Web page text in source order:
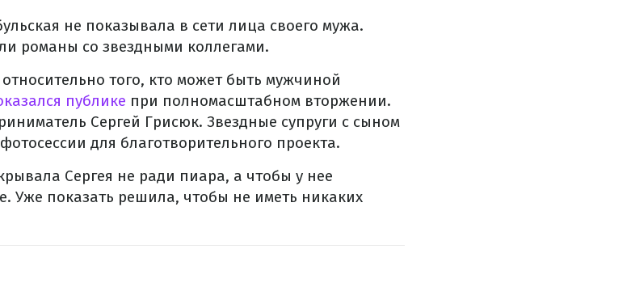
не показывала в сети лица своего мужа.
романы со звездными коллегами.
того, кто может быть мужчиной
публике при полномасштабном вторжении.
Сергей Грисюк. Звездные супруги с сыном
для благотворительного проекта.
Сергея не ради пиара, а чтобы у нее
Уже показать решила, чтобы не иметь никаких